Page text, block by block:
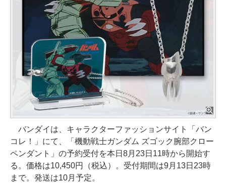
バンダイは、キャラクターファッションサイト「バン
コレ！」にて、「機動戦士ガンダム ズゴック腕部クロー
ペンダント」の予約受付を本日8月23日11時から開始す
る。価格は10,450円（税込）。受付期間は9月13日23時
まで。発送は10月予定。